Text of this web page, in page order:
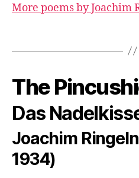
More poems by Joachim
The
Das
Joachim
1934)